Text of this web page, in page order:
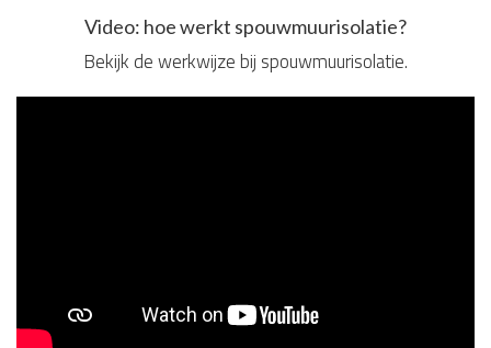
Video: hoe werkt spouwmuurisolatie?
Bekijk de werkwijze bij spouwmuurisolatie.